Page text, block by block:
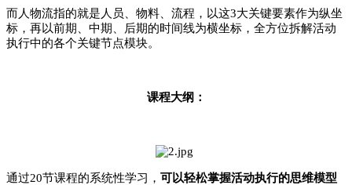
而人物流指的就是人员、物料、流程，以这3大关键要素作为纵坐
标，再以前期、中期、后期的时间线为横坐标，全方位拆解活动
执行中的各个关键节点模块。
课程大纲：
通过20节课程的系统性学习， 可以轻松掌握活动执行的思维模型